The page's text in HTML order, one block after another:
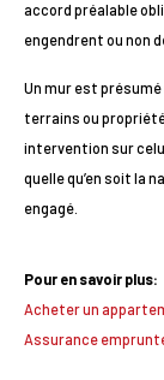
accord préalable
engendrent ou non
Un mur est
terrains ou
intervention sur
quelle qu’en soit la
engagé.
Pour en savoir plus:
Acheter un
Assurance